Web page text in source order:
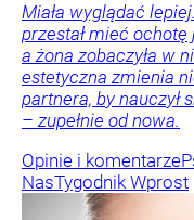
Miała wyglądać
przestał mieć ochotę
a żona zobaczyła w
estetyczna zmienia
partnera, by nauczył
– zupełnie od nowa.
Opinie i komentarze
NasTygodnik Wprost